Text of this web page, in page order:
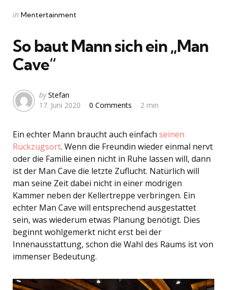
Categories
Posted
in Mentertainment
So baut Mann sich ein „Man
Cave“
Posted
by
by Stefan
17. Juni 2020
0 Comments 2 min
Ein echter Mann braucht auch einfach seinen
Rückzugsort. Wenn die Freundin wieder einmal nervt
oder die Familie einen nicht in Ruhe lassen will, dann
ist der Man Cave die letzte Zuflucht. Natürlich will
man seine Zeit dabei nicht in einer modrigen
Kammer neben der Kellertreppe verbringen. Ein
echter Man Cave will entsprechend ausgestattet
sein, was wiederum etwas Planung benötigt. Dies
beginnt wohlgemerkt nicht erst bei der
Innenausstattung, schon die Wahl des Raums ist von
immenser Bedeutung.